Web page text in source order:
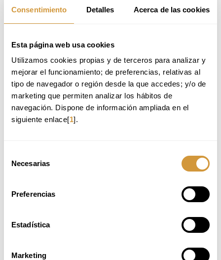
Consentimiento Detalles Acerca de las cookies
Esta página web usa cookies
Utilizamos cookies propias y de terceros para analizar y
mejorar el funcionamiento; de preferencias, relativas al
tipo de navegador o región desde la que accedes; y/o de
marketing que permiten analizar los hábitos de
navegación. Dispone de información ampliada en el
siguiente enlace[1].
Necesarias
Preferencias
Estadística
Marketing
METODOLOGÍA
través de la experiencia práctica y la acción directa
metodología promueve quelos estudiantes adquieran conocimientos
y habilidades al participar activamente en actividades prácticas y
proyectos reales.
Algunos de los elementos de la metodología son:
Sesiones teórico-demostrativas con expertos/as en pastelería de
restaurante